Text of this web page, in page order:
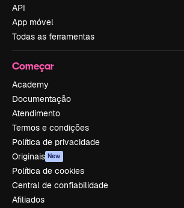
API
App móvel
Todas as ferramentas
Começar
Academy
Documentação
Atendimento
Termos e condições
Política de privacidade
Originais New
Política de cookies
Central de confiabilidade
Afiliados